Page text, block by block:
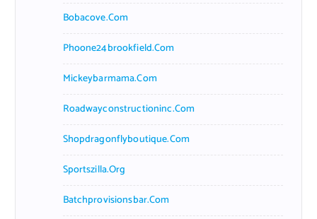
Bobacove.com
Phoone24brookfield.com
Mickeybarmama.com
Roadwayconstructioninc.com
Shopdragonflyboutique.com
Sportszilla.org
Batchprovisionsbar.com